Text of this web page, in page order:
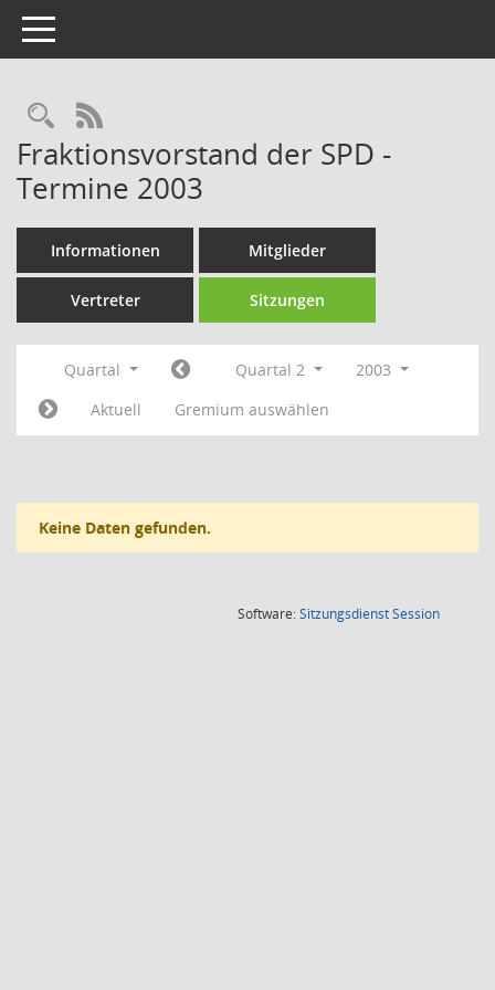
Toggle navigation
Rechercheauswahl
RSS-Feed
Fraktionsvorstand der SPD -
Termine 2003
Informationen Mitglieder
Vertreter Sitzungen
Quartal Quartal 2
2003
Aktuell
Gremium auswählen
Keine Daten gefunden.
Software:SitzungsdienstSession(Wird in